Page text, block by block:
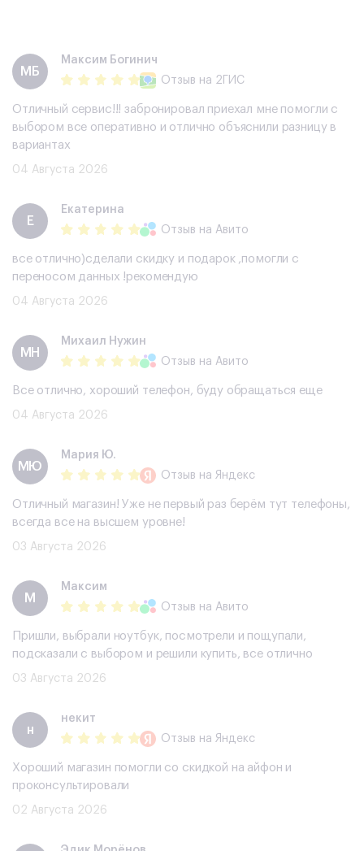
МБ
Максим Богинич
Отзыв на 2ГИС
Отличный сервис!!! забронировал приехал мне помогли с
выбором все оперативно и отлично объяснили разницу в
вариантах
04 Августа 2026
Е
Екатерина
Отзыв на Авито
все отлично)сделали скидку и подарок ,помогли с
переносом данных !рекомендую
04 Августа 2026
МН
Михаил Нужин
Отзыв на Авито
Все отлично, хороший телефон, буду обращаться еще
04 Августа 2026
МЮ
Мария Ю.
Отзыв на Яндекс
Отличный магазин! Уже не первый раз берём тут телефоны,
всегда все на высшем уровне!
03 Августа 2026
М
Максим
Отзыв на Авито
Пришли, выбрали ноутбук, посмотрели и пощупали,
подсказали с выбором и решили купить, все отлично
03 Августа 2026
н
некит
Отзыв на Яндекс
Хороший магазин помогли со скидкой на айфон и
проконсультировали
02 Августа 2026